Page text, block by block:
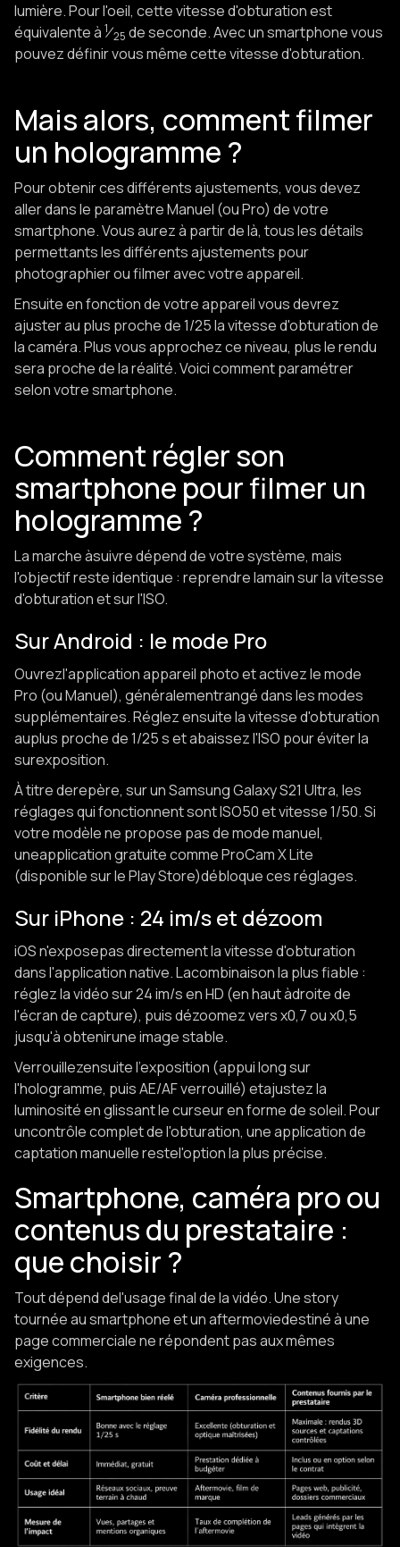
lumière. Pour l'oeil, cette vitesse d'obturation est
équivalente à 1⁄25 de seconde. Avec un smartphone vous
pouvez définir vous même cette vitesse d'obturation.
Mais alors, comment filmer
un hologramme ?
Pour obtenir ces différents ajustements, vous devez
aller dans le paramètre Manuel (ou Pro) de votre
smartphone. Vous aurez à partir de là, tous les détails
permettants les différents ajustements pour
photographier ou filmer avec votre appareil.
Ensuite en fonction de votre appareil vous devrez
ajuster au plus proche de 1/25 la vitesse d'obturation de
la caméra. Plus vous approchez ce niveau, plus le rendu
sera proche de la réalité. Voici comment paramétrer
selon votre smartphone.
Comment régler son
smartphone pour filmer un
hologramme ?
La marche àsuivre dépend de votre système, mais
l'objectif reste identique : reprendre lamain sur la vitesse
d'obturation et sur l'ISO.
Sur Android : le mode Pro
Ouvrezl'application appareil photo et activez le mode
Pro (ou Manuel), généralementrangé dans les modes
supplémentaires. Réglez ensuite la vitesse d'obturation
auplus proche de 1/25 s et abaissez l'ISO pour éviter la
surexposition.
À titre derepère, sur un Samsung Galaxy S21 Ultra, les
réglages qui fonctionnent sont ISO50 et vitesse 1/50. Si
votre modèle ne propose pas de mode manuel,
uneapplication gratuite comme ProCam X Lite
(disponible sur le Play Store)débloque ces réglages.
Sur iPhone : 24 im/s et dézoom
iOS n'exposepas directement la vitesse d'obturation
dans l'application native. Lacombinaison la plus fiable :
réglez la vidéo sur 24 im/s en HD (en haut àdroite de
l'écran de capture), puis dézoomez vers x0,7 ou x0,5
jusqu'à obtenirune image stable.
Verrouillezensuite l'exposition (appui long sur
l'hologramme, puis AE/AF verrouillé) etajustez la
luminosité en glissant le curseur en forme de soleil. Pour
uncontrôle complet de l'obturation, une application de
captation manuelle restel'option la plus précise.
Smartphone, caméra pro ou
contenus du prestataire :
que choisir ?
Tout dépend del'usage final de la vidéo. Une story
tournée au smartphone et un aftermoviedestiné à une
page commerciale ne répondent pas aux mêmes
exigences.